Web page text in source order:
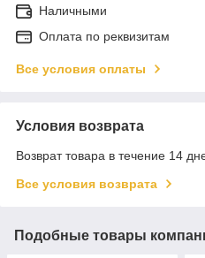
Наличными
Оплата по реквизитам
Все условия оплаты
Условия возврата
Возврат товара в течение 14
Все условия возврата
Подобные товары